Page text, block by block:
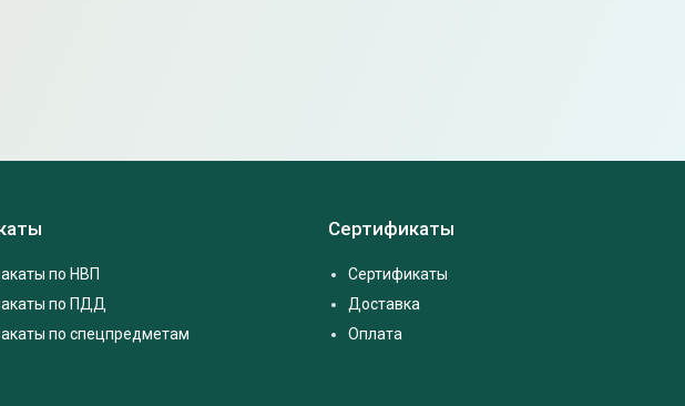
по НВП
по ПДД
по спецпредметам
Сертификаты
Сертификаты
Доставка
Оплата